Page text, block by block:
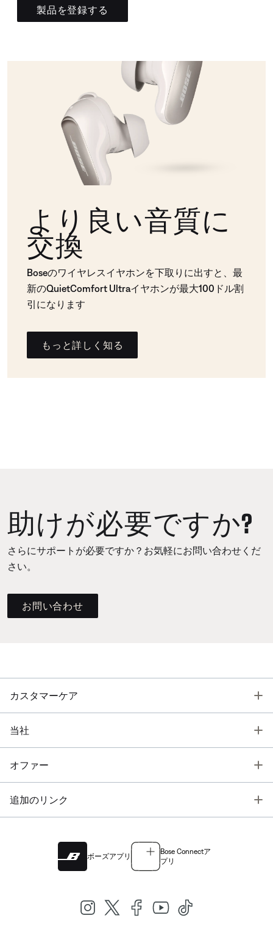
製品を登録する
より良い音質に
交換
Boseのワイヤレスイヤホンを下取りに出すと、最
新のQuietComfort Ultraイヤホンが最大100ドル割
引になります
もっと詳しく知る
助けが必要ですか?
さらにサポートが必要ですか？お気軽にお問い合わせくだ
さい。
お問い合わせ
カスタマーケア
当社
オファー
追加のリンク
ボーズアプリ
Bose Connectア
プリ